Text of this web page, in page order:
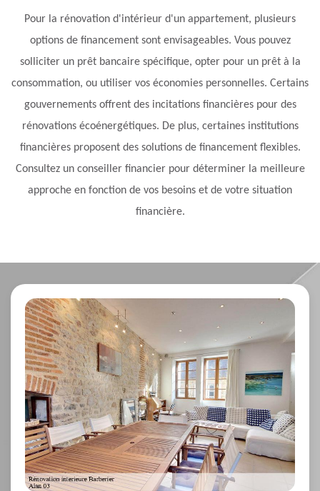
Pour la rénovation d'intérieur d'un appartement, plusieurs
options de financement sont envisageables. Vous pouvez
solliciter un prêt bancaire spécifique, opter pour un prêt à la
consommation, ou utiliser vos économies personnelles. Certains
gouvernements offrent des incitations financières pour des
rénovations écoénergétiques. De plus, certaines institutions
financières proposent des solutions de financement flexibles.
Consultez un conseiller financier pour déterminer la meilleure
approche en fonction de vos besoins et de votre situation
financière.